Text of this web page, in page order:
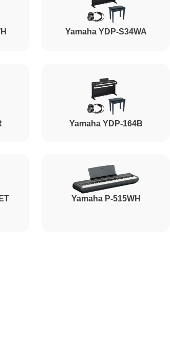
Yamaha YDP-S34WA
Yamaha YDP-164B
Yamaha P-515WH